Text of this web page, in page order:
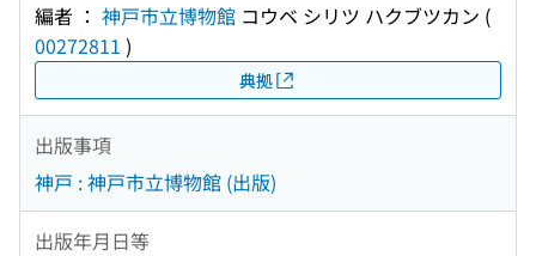
編者 ： 神戸市立博物館 コウベ シリツ ハクブツカン (
00272811 )
典拠
出版事項
神戸 : 神戸市立博物館 (出版)
出版年月日等